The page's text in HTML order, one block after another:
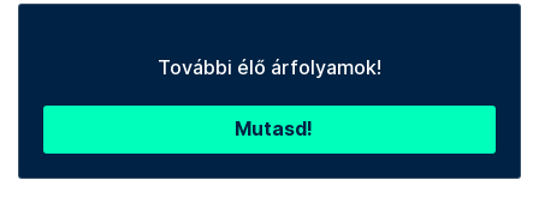
További élő árfolyamok!
Mutasd!